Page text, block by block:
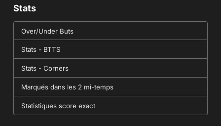
Stats
Over/Under Buts
Stats - BTTS
Stats - Corners
Marqués dans les 2 mi-temps
Statistiques score exact